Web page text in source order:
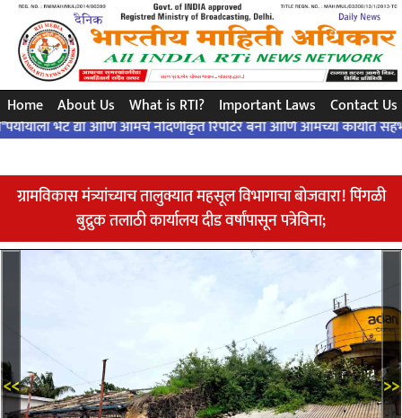
ಸರಳ ಪ್ರಶ್ನೆ..ಒಂದು ನಿಖರವಾದ ಉತ್ತರ ... ಸಂವಿಧಾನದ ಪ್ರಕಾರ ..!
Home About Us What is RTI? Important Laws
Contact Us
भेट द्या आणि आमचे नोंदणीकृत रिपोर्टर बना आणि आमच्या कार्यात सहभागी व्हा..!
ग्रामविकास मंत्र्यांच्याच तालुक्यात महसूल विभागाचा बोजवारा! पिंगळी
बुद्रुक तलाठी कार्यालय दीड वर्षांपासून पत्रेविना;
<< >>